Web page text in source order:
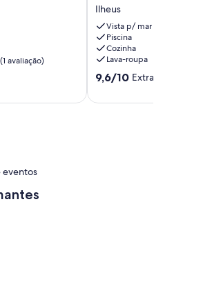
(1 avaliação)
private
pool,
land
of
8500m2
of
Atlantica
Ilheus
Vista p/ mar
Piscina
Cozinha
Lava-roupa
9.6
10,
9,6/10 Extraordinária
eventos